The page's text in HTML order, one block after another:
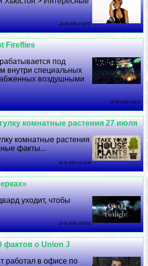
28 06 2026 11:38:57
Fireflies
под
внутри специальных
воздушными
27 06 2026 6:42:10
комнатные растения 27 июля
комнатные растения
факты...
26 06 2026 15:13:48
уходит, чтобы
25 06 2026 18:59:53
фактов о Union J
работал в офисе по